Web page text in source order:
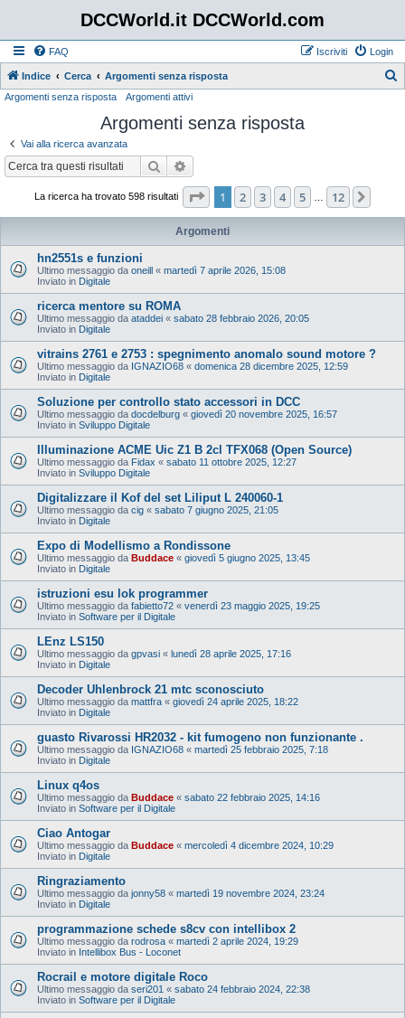
DCCWorld.it DCCWorld.com
FAQ Login
Iscriviti
Indice Cerca Argomenti senza risposta
Argomenti senza risposta Argomenti attivi
Argomenti senza risposta
Vai alla ricerca avanzata
Cerca
La ricerca ha trovato 598 risultati Pagina di 12
1 2 3 4 5 12
Argomenti
hn2551s e funzioni
Ultimo messaggio da oneill « martedì 7 aprile 2026, 15:08
Inviato in Digitale
ricerca mentore su ROMA
Ultimo messaggio da ataddei « sabato 28 febbraio 2026, 20:05
Inviato in Digitale
vitrains 2761 e 2753 : spegnimento anomalo sound motore ?
Ultimo messaggio da IGNAZIO68 « domenica 28 dicembre 2025, 12:59
Inviato in Digitale
Soluzione per controllo stato accessori in DCC
Ultimo messaggio da docdelburg « giovedì 20 novembre 2025, 16:57
Inviato in Sviluppo Digitale
Illuminazione ACME Uic Z1 B 2cl TFX068 (Open Source)
Ultimo messaggio da Fidax « sabato 11 ottobre 2025, 12:27
Inviato in Sviluppo Digitale
Digitalizzare il Kof del set Liliput L 240060-1
Ultimo messaggio da cig « sabato 7 giugno 2025, 21:05
Inviato in Digitale
Expo di Modellismo a Rondissone
Ultimo messaggio da Buddace « giovedì 5 giugno 2025, 13:45
Inviato in Digitale
istruzioni esu lok programmer
Ultimo messaggio da fabietto72 « venerdì 23 maggio 2025, 19:25
Inviato in Software per il Digitale
LEnz LS150
Ultimo messaggio da gpvasi « lunedì 28 aprile 2025, 17:16
Inviato in Digitale
Decoder Uhlenbrock 21 mtc sconosciuto
Ultimo messaggio da mattfra « giovedì 24 aprile 2025, 18:22
Inviato in Digitale
guasto Rivarossi HR2032 - kit fumogeno non funzionante .
Ultimo messaggio da IGNAZIO68 « martedì 25 febbraio 2025, 7:18
Inviato in Digitale
Linux q4os
Ultimo messaggio da Buddace « sabato 22 febbraio 2025, 14:16
Inviato in Software per il Digitale
Ciao Antogar
Ultimo messaggio da Buddace « mercoledì 4 dicembre 2024, 10:29
Inviato in Digitale
Ringraziamento
Ultimo messaggio da jonny58 « martedì 19 novembre 2024, 23:24
Inviato in Digitale
programmazione schede s8cv con intellibox 2
Ultimo messaggio da rodrosa « martedì 2 aprile 2024, 19:29
Inviato in Intellibox Bus - Loconet
Rocrail e motore digitale Roco
Ultimo messaggio da seri201 « sabato 24 febbraio 2024, 22:38
Inviato in Software per il Digitale